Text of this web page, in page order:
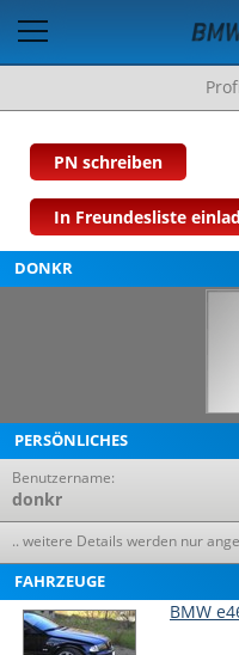
PN schreiben
In Freundesliste
DONKR
PERSÖNLICHES
Benutzername:
donkr
.. weitere Details werden nur
FAHRZEUGE
BMW